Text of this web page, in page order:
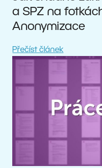
a SPZ na
Anonymizace
Přečíst článek